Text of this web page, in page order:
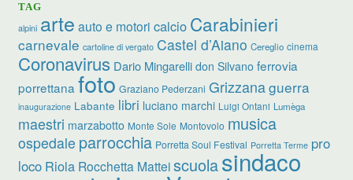
TAG
alpini arte auto e motori calcio Carabinieri
carnevale cartoline di vergato Castel d’Aiano Cereglio cinema
Coronavirus Dario Mingarelli don Silvano ferrovia
porrettana foto Graziano Pederzani Grizzanaguerra
inaugurazione Labante libri luciano marchi Luigi Ontani Lumèga
maestri marzabotto Monte Sole Montovolo musica
ospedale parrocchia Porretta Soul Festival Porretta Terme pro
loco Riola Rocchetta Matteiscuolasindaco